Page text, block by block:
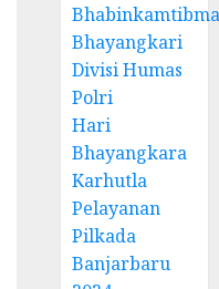
Bhayangkari
Divisi Humas
Polri
Hari
Bhayangkara
Karhutla
Pelayanan
Pilkada
Banjarbaru